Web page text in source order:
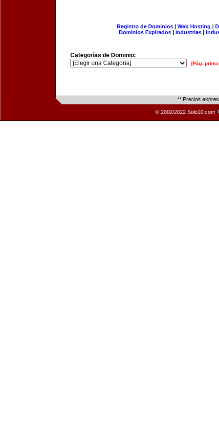
Registro de Dominios| Web Hosting |
Dominios Expirados | Industrias |
Categorías de Dominio:
[Pág.
** Precios
© 2002/2022 Solo10.com